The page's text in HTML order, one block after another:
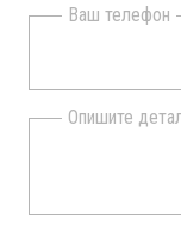
Ваш телефон
Опишите